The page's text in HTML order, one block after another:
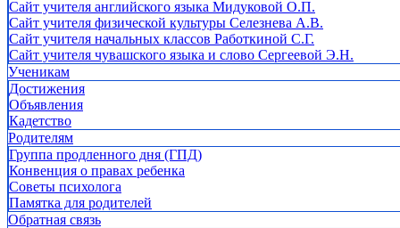
Сайт учителя английского языка Мидуковой О.П.
Сайт учителя физической культуры Селезнева А.В.
Сайт учителя начальных классов Работкиной С.Г.
Сайт учителя чувашского языка и слово Сергеевой Э.Н.
Ученикам
Достижения
Объявления
Кадетство
Родителям
Группа продленного дня (ГПД)
Конвенция о правах ребенка
Советы психолога
Памятка для родителей
Обратная связь